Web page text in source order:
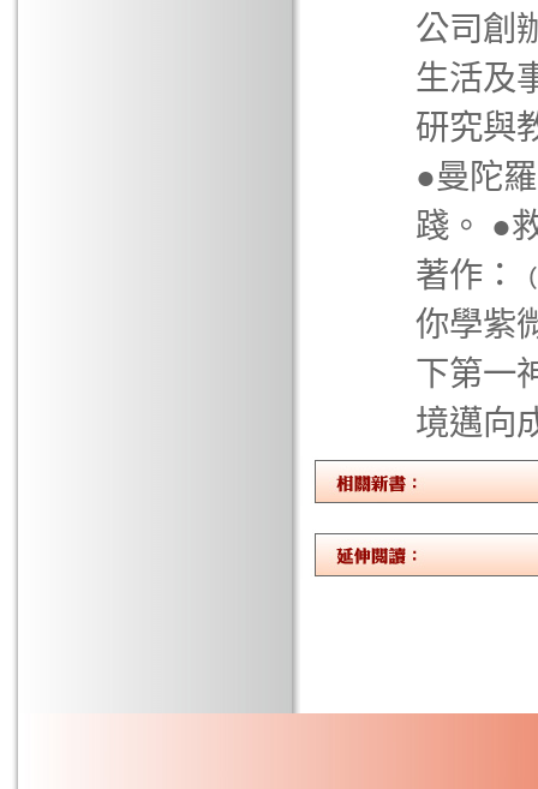
公司創
生活及
研究與
●曼陀
踐。 ●
著作：
你學紫
下第一
境邁向